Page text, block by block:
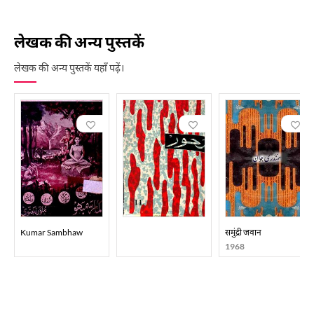
लेखक की अन्य पुस्तकें
लेखक की अन्य पुस्तकें यहाँ पढ़ें।
Kumar Sambhaw
समुंद्री जवान
1968